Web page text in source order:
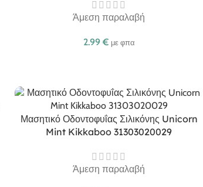
Άμεση παραλαβή
2.99 € με φπα
Μασητικό Οδοντοφυΐας Σιλικόνης Unicorn
Mint Kikkaboo 31303020029
Άμεση παραλαβή